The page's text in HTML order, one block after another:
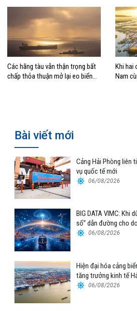
Các hãng tàu vẫn thận trọng bất
chấp thỏa thuận mở lại eo biển
Khi hai
Nam
Bài viết mới
Cảng Hải Phòng liên
vụ quốc tế mới
06/08/2026
BIG DATA VIMC: Khi
số” dẫn đường cho
06/08/2026
Hiện đại hóa cảng
tăng trưởng kinh tế
06/08/2026